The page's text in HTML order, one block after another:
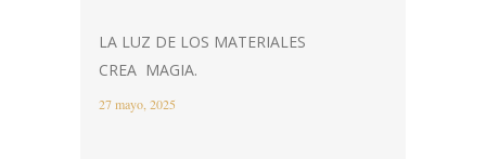
LA LUZ DE LOS MATERIALES
CREA MAGIA.
27 mayo, 2025